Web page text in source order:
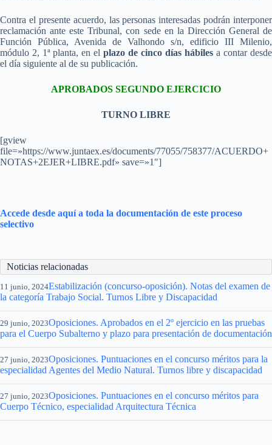
Contra el presente acuerdo, las personas interesadas podrán interponer
reclamación ante este Tribunal, con sede en la Dirección General de
Función Pública, Avenida de Valhondo s/n, edificio III Milenio,
módulo 2, 1ª planta, en el plazo de cinco días hábiles a contar desde
el día siguiente al de su publicación.
APROBADOS SEGUNDO EJERCICIO
TURNO LIBRE
[gview
file=»https://www.juntaex.es/documents/77055/758377/ACUERDO+
NOTAS+2EJER+LIBRE.pdf» save=»1″]
Accede desde aquí a toda la documentación de este proceso
selectivo
Noticias relacionadas
11 junio, 2024Estabilización (concurso-oposición). Notas del examen de
la categoría Trabajo Social. Turnos Libre y Discapacidad
29 junio, 2023Oposiciones. Aprobados en el 2º ejercicio en las pruebas
para el Cuerpo Subalterno y plazo para presentación de documentación
27 junio, 2023Oposiciones. Puntuaciones en el concurso méritos para la
especialidad Agentes del Medio Natural. Turnos libre y discapacidad
27 junio, 2023Oposiciones. Puntuaciones en el concurso méritos para
Cuerpo Técnico, especialidad Arquitectura Técnica